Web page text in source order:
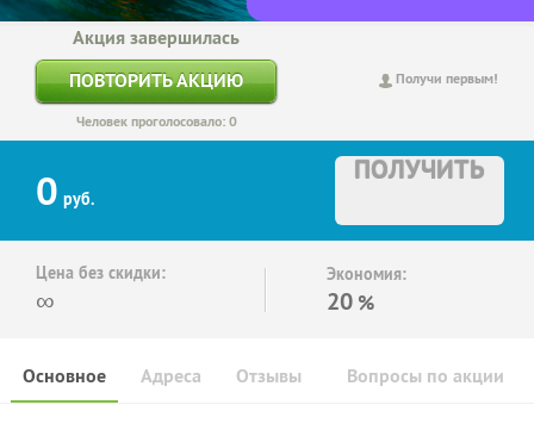
Получи первым!
Акция завершилась
ПОВТОРИТЬ АКЦИЮ
Человек проголосовало: 0
0 руб.
ПОЛУЧИТЬ
Цена без скидки:
∞
Экономия:
20 %
Основное Отзывы Вопросы по акции
Адреса